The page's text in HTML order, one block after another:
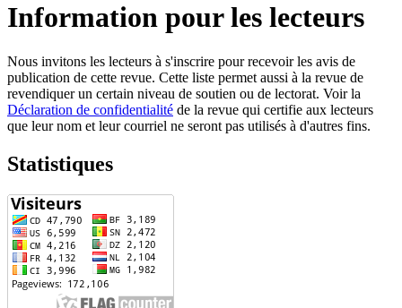
Information pour les lecteurs
Nous invitons les lecteurs à s'inscrire pour recevoir les avis de
publication de cette revue. Cette liste permet aussi à la revue de
revendiquer un certain niveau de soutien ou de lectorat. Voir la
Déclaration de confidentialité de la revue qui certifie aux lecteurs
que leur nom et leur courriel ne seront pas utilisés à d'autres fins.
Statistiques